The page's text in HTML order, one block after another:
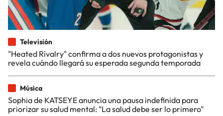
Televisión
"Heated Rivalry" confirma a dos nuevos protagonistas y
revela cuándo llegará su esperada segunda temporada
Música
Sophia de KATSEYE anuncia una pausa indefinida para
priorizar su salud mental: "La salud debe ser lo primero"